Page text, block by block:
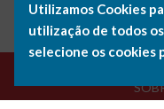
Utilizamos Cookies
utilização de todos
selecione os cookies